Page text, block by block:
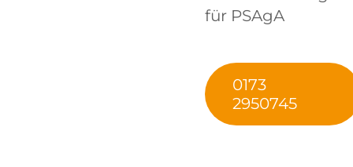
für PSAgA
0173
2950745